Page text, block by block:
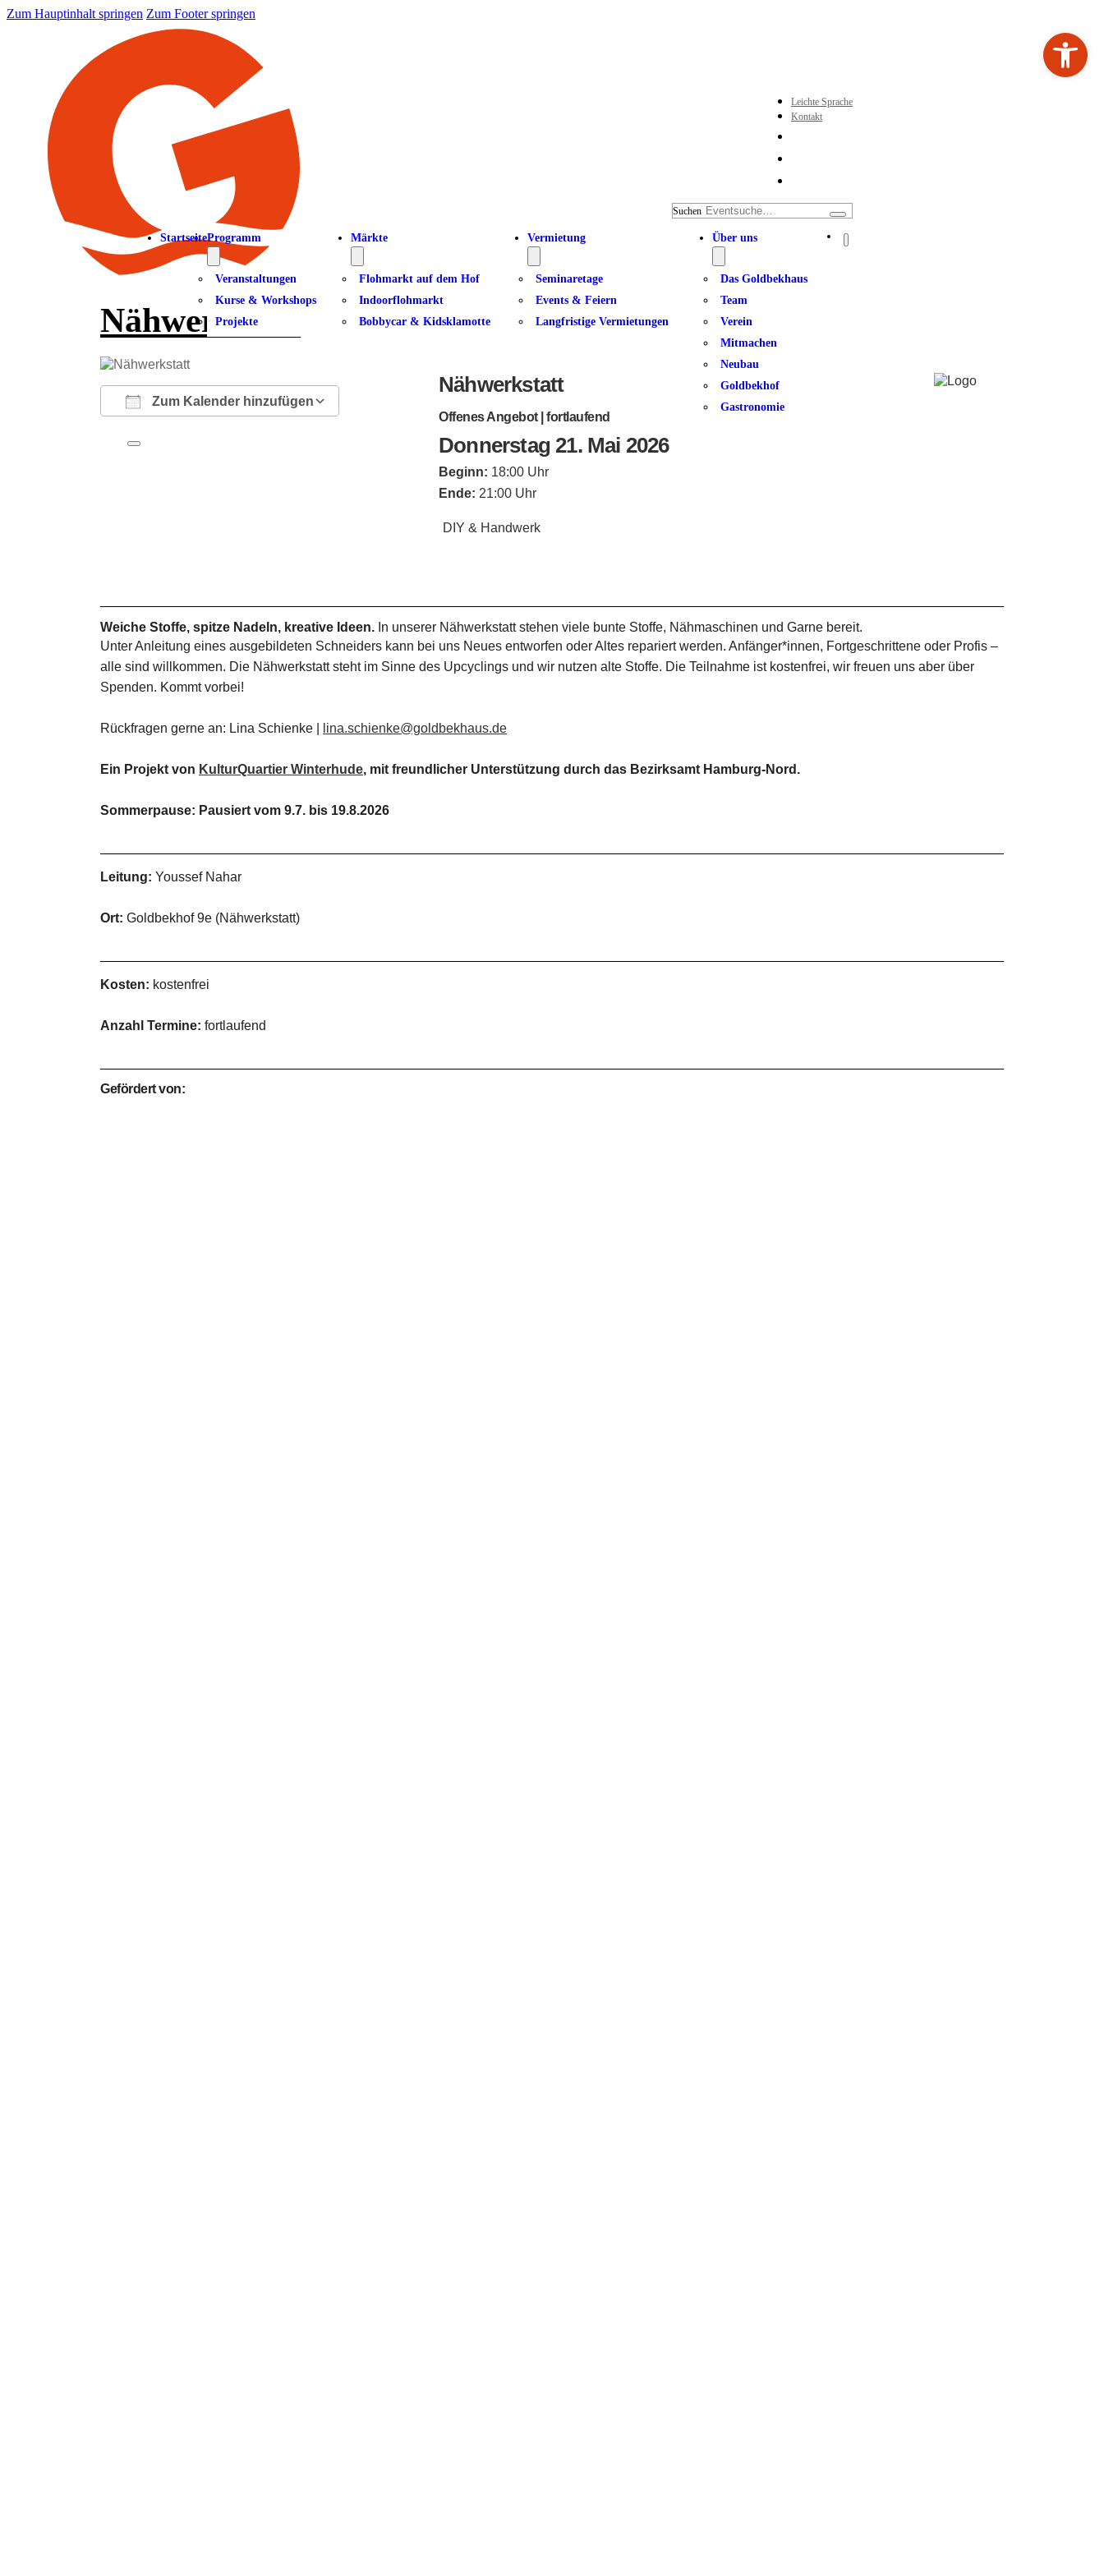
Zum Hauptinhalt springen Zum Footer springen
Leichte Sprache
Kontakt
Suchen
StartseiteProgramm
Veranstaltungen
Kurse & Workshops
Projekte
Märkte
Flohmarkt auf dem Hof
Indoorflohmarkt
Bobbycar & Kidsklamotte
Vermietung
Seminaretage
Events & Feiern
Langfristige Vermietungen
Über uns
Das Goldbekhaus
Team
Verein
Mitmachen
Neubau
Goldbekhof
Gastronomie
Nähwerkstatt
Zum Kalender hinzufügen
ICS herunterladen
Nähwerkstatt
Offenes Angebot | fortlaufend
Donnerstag 21. Mai 2026
Beginn: 18:00 Uhr
Ende: 21:00 Uhr
DIY & Handwerk
Weiche Stoffe, spitze Nadeln, kreative Ideen. In unserer Nähwerkstatt stehen viele bunte Stoffe, Nähmaschinen und Garne bereit.
Unter Anleitung eines ausgebildeten Schneiders kann bei uns Neues entworfen oder Altes repariert werden. Anfänger*innen, Fortgeschrittene oder Profis –
alle sind willkommen. Die Nähwerkstatt steht im Sinne des Upcyclings und wir nutzen alte Stoffe. Die Teilnahme ist kostenfrei, wir freuen uns aber über
Spenden. Kommt vorbei!
Rückfragen gerne an: Lina Schienke | lina.schienke@goldbekhaus.de
Ein Projekt von KulturQuartier Winterhude, mit freundlicher Unterstützung durch das Bezirksamt Hamburg-Nord.
Sommerpause: Pausiert vom 9.7. bis 19.8.2026
Leitung: Youssef Nahar
Ort: Goldbekhof 9e (Nähwerkstatt)
Kosten: kostenfrei
Anzahl Termine: fortlaufend
Gefördert von: